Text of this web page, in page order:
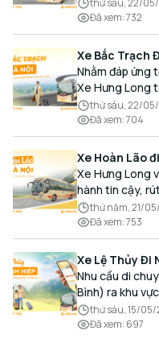
thoải mái và
thứ sáu, 22/
Đã xem:732
Xe Bắc Trạch
Hành Cùng
Nhằm đáp ứng
Xe Hưng Long
lượng cao, an
thứ sáu, 22/
Đã xem:704
Xe Hoàn Lão
Cao cấp, Đón
Xe Hưng Long
hành tin cậy,
và Thủ đô
thứ năm, 21/
Đã xem:753
Xe Lệ Thủy Đi
Đón Trả Tận
Nhu cầu di
Bình) ra khu
càng gia tăng,
nhu cầu giao
thứ sáu, 15/
Đã xem: 697